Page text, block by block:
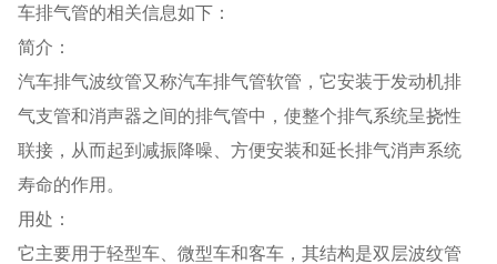
车排气管的相关信息如下：
简介：
汽车排气波纹管又称汽车排气管软管，它安装于发动机排
气支管和消声器之间的排气管中，使整个排气系统呈挠性
联接，从而起到减振降噪、方便安装和延长排气消声系统
寿命的作用。
用处：
它主要用于轻型车、微型车和客车，其结构是双层波纹管